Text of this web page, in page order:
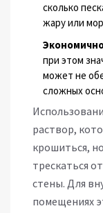
сколько
жару или
при этом
может не
сложных
раствор,
крошиться,
трескаться
стены. Для
помещениях